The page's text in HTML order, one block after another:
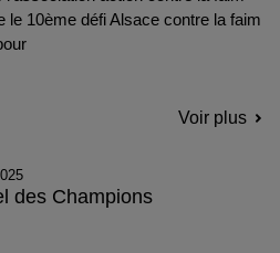
le 10ème défi Alsace contre la faim
Voir plus
des Champions